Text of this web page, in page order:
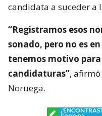
candidata a suceder a
“Registramos esos
sonado, pero no es
tenemos motivo
candidaturas”,
Noruega.